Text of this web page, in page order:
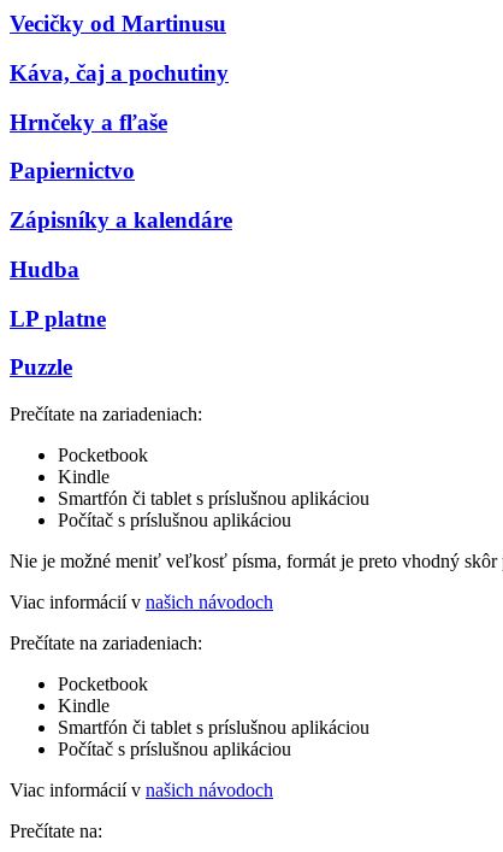
Vecičky od Martinusu
Káva, čaj a pochutiny
Hrnčeky a fľaše
Papiernictvo
Zápisníky a kalendáre
Hudba
LP platne
Puzzle
Prečítate na zariadeniach:
Pocketbook
Kindle
Smartfón či tablet s príslušnou aplikáciou
Počítač s príslušnou aplikáciou
Nie je možné meniť veľkosť písma, formát je preto vhodný skôr
Viac informácií v našich návodoch
Prečítate na zariadeniach:
Pocketbook
Kindle
Smartfón či tablet s príslušnou aplikáciou
Počítač s príslušnou aplikáciou
Viac informácií v našich návodoch
Prečítate na: